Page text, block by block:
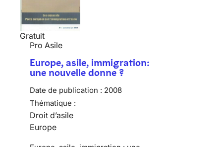
Gratuit
Pro Asile
Europe, asile, immigration:
une nouvelle donne ?
Date de publication : 2008
Thématique :
Droit d’asile
Europe